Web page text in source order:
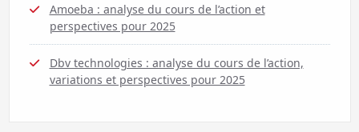
Amoeba : analyse du cours de l’action et
perspectives pour 2025
Dbv technologies : analyse du cours de l’action,
variations et perspectives pour 2025